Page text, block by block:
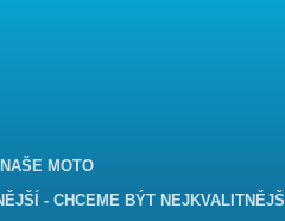
NAŠE MOTO
- CHCEME BÝT NEJKVALITNĚJŠÍ